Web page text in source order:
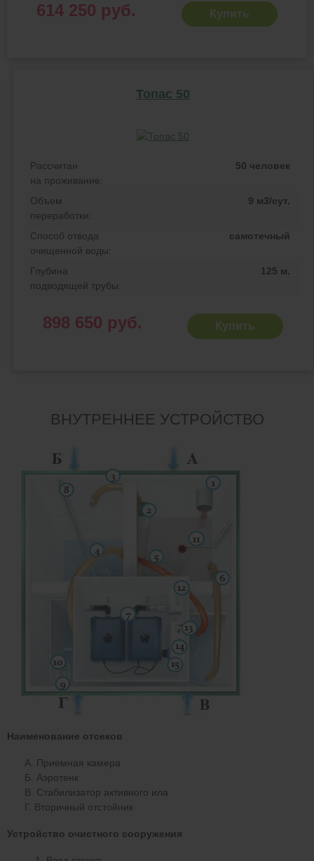
614 250 руб. Купить
Топас 50
Рассчитан
на проживание:
50 человек
Объем
переработки:
9 м3/сут.
Способ отвода
очищенной воды:
самотечный
Глубина
подводящей трубы:
125 м.
898 650 руб. Купить
ВНУТРЕННЕЕ УСТРОЙСТВО
Наименование отсеков
А. Приемная камера
Б. Аэротенк
В. Стабилизатор активного ила
Г. Вторичный отстойник
Устройство очистного сооружения